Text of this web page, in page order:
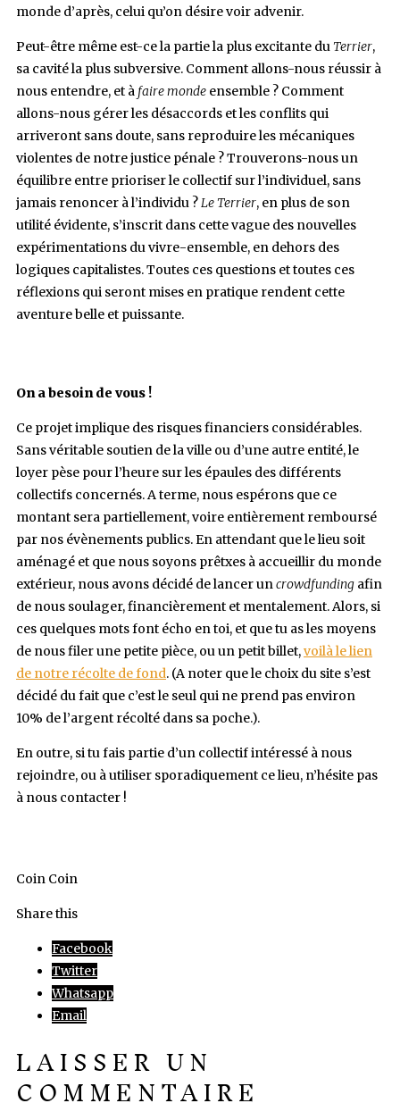
monde d’après, celui qu’on désire voir advenir.
Peut-être même est-ce la partie la plus excitante duTerrier,
sa cavité la plus subversive. Comment allons-nous réussir à
nous entendre, et à faire monde ensemble ? Comment
allons-nous gérer les désaccords et les conflits qui
arriveront sans doute, sans reproduire les mécaniques
violentes de notre justice pénale ? Trouverons-nous un
équilibre entre prioriser le collectif sur l’individuel, sans
jamais renoncer à l’individu ?Le Terrier, en plus de son
utilité évidente, s’inscrit dans cette vague des nouvelles
expérimentations du vivre-ensemble, en dehors des
logiques capitalistes. Toutes ces questions et toutes ces
réflexions qui seront mises en pratique rendent cette
aventure belle et puissante.
On a besoin de vous !
Ce projet implique des risques financiers considérables.
Sans véritable soutien de la ville ou d’une autre entité, le
loyer pèse pour l’heure sur les épaules des différents
collectifs concernés. A terme, nous espérons que ce
montant sera partiellement, voire entièrement remboursé
par nos évènements publics. En attendant que le lieu soit
aménagé et que nous soyons prêtxes à accueillir du monde
extérieur, nous avons décidé de lancer uncrowdfunding afin
de nous soulager, financièrement et mentalement. Alors, si
ces quelques mots font écho en toi, et que tu as les moyens
de nous filer une petite pièce, ou un petit billet,voilà le lien
de notre récolte de fond. (A noter que le choix du site s’est
décidé du fait que c’est le seul qui ne prend pas environ
10% de l’argent récolté dans sa poche.).
En outre, si tu fais partie d’un collectif intéressé à nous
rejoindre, ou à utiliser sporadiquement ce lieu, n’hésite pas
à nous contacter !
Coin Coin
Share this
Facebook
Twitter
Whatsapp
Email
LAISSER UN
COMMENTAIRE